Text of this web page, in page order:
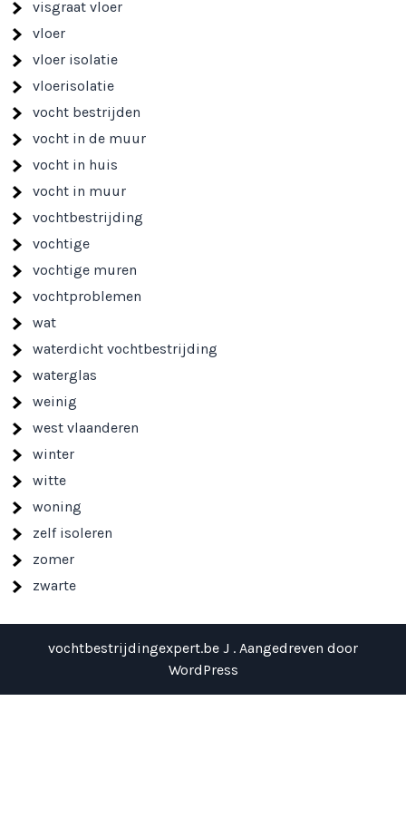
visgraat vloer
vloer
vloer isolatie
vloerisolatie
vocht bestrijden
vocht in de muur
vocht in huis
vocht in muur
vochtbestrijding
vochtige
vochtige muren
vochtproblemen
wat
waterdicht vochtbestrijding
waterglas
weinig
west vlaanderen
winter
witte
woning
zelf isoleren
zomer
zwarte
vochtbestrijdingexpert.be J . Aangedreven door
WordPress